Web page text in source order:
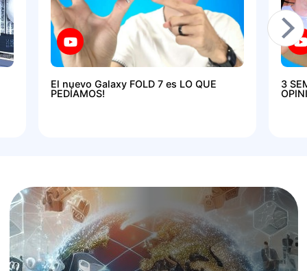
El nuevo Galaxy FOLD 7 es LO QUE
PEDÍAMOS!
3